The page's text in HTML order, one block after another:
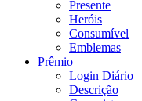
Presente
Heróis
Consumível
Emblemas
Prêmio
Login Diário
Descrição